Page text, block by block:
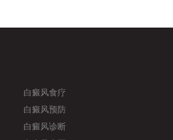
白癜风食疗
白癜风预防
白癜风诊断